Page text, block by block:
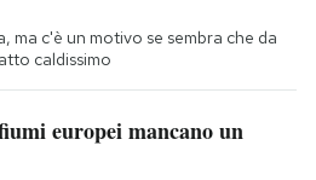
ma c'è un motivo se sembra che da
caldissimo
europei mancano un